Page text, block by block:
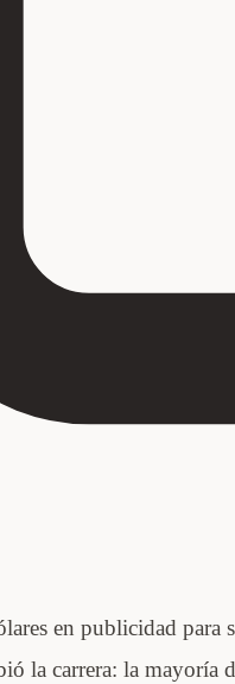
en publicidad para
la carrera: la mayoría